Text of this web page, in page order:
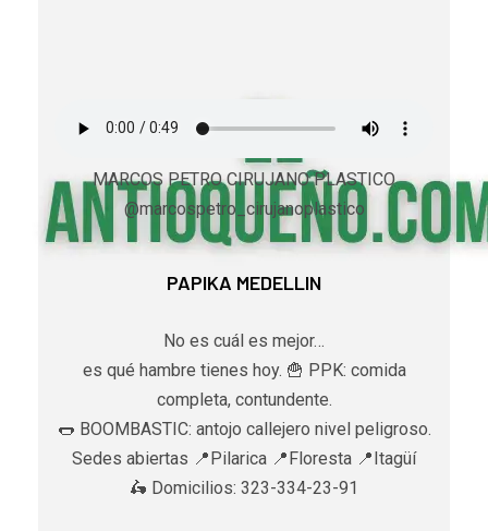
MARCOS PETRO CIRUJANO PLASTICO
@marcospetro_cirujanoplastico
PAPIKA MEDELLIN
No es cuál es mejor…
es qué hambre tienes hoy. 🍟 PPK: comida
completa, contundente.
🌭 BOOMBASTIC: antojo callejero nivel peligroso.
Sedes abiertas 📍Pilarica 📍Floresta 📍Itagüí
🛵 Domicilios: 323-334-23-91